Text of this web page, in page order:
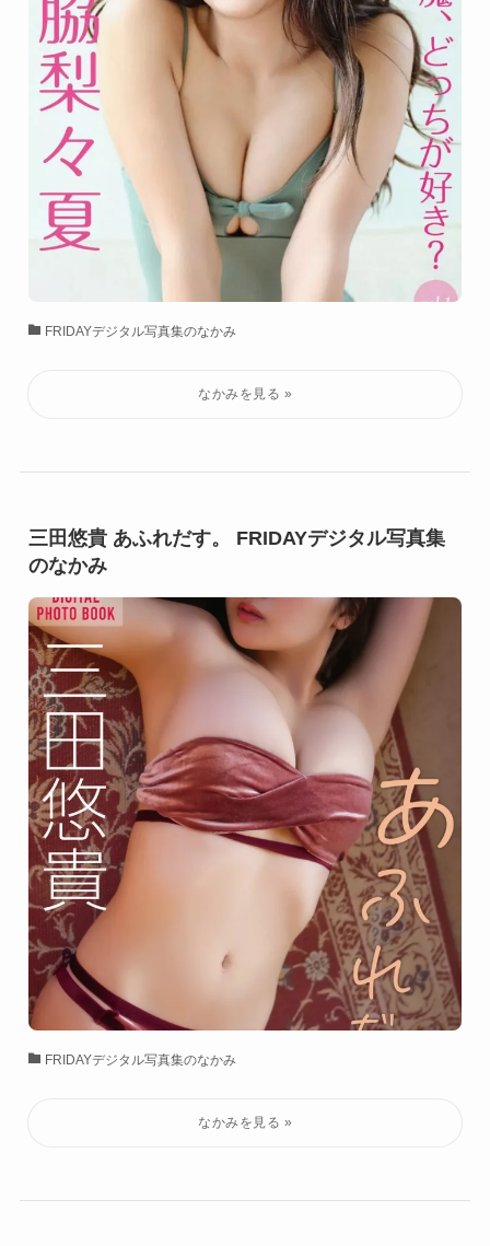
FRIDAYデジタル写真集のなかみ
三田悠貴 あふれだす。 FRIDAYデジタル写真集
のなかみ
FRIDAYデジタル写真集のなかみ